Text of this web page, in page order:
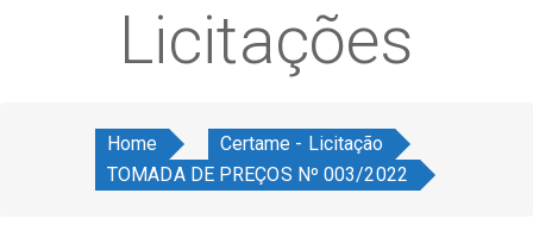
Licitações
Home
Certame - Licitação
TOMADA DE PREÇOS Nº 003/2022